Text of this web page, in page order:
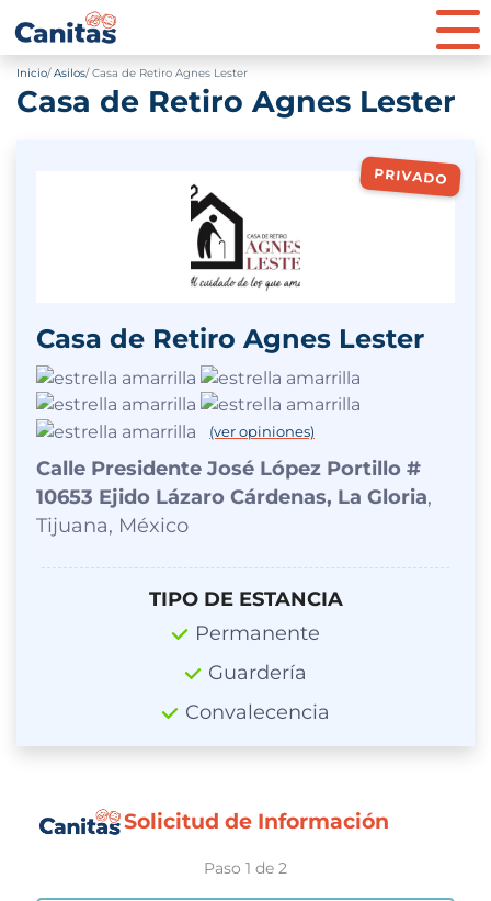
Inicio Asilos Casa de Retiro Agnes Lester
Casa de Retiro Agnes Lester
PRIVADO
Casa de Retiro Agnes Lester
(ver opiniones)
Calle Presidente José López Portillo #
10653 Ejido Lázaro Cárdenas, La Gloria,
Tijuana, México
TIPO DE ESTANCIA
Permanente
Guardería
Convalecencia
Solicitud de Información
Paso 1 de 2